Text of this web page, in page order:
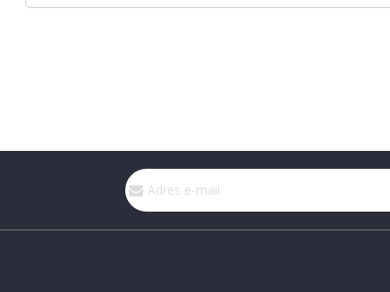
Subskrybuj
nasz
newsletter: